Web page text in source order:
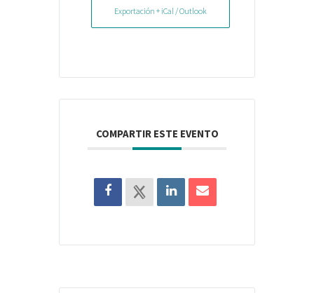
Exportación + iCal / Outlook
COMPARTIR ESTE EVENTO